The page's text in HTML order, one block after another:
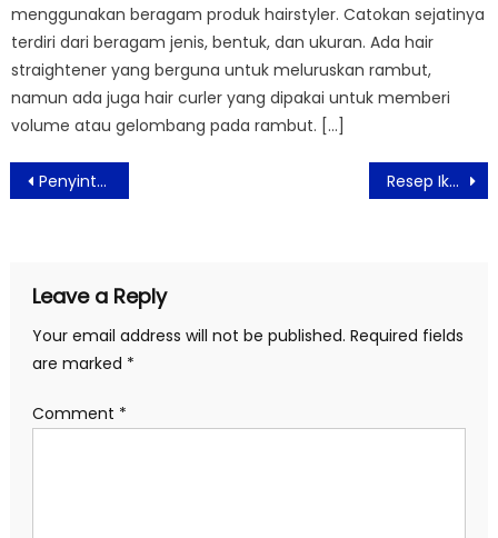
menggunakan beragam produk hairstyler. Catokan sejatinya
terdiri dari beragam jenis, bentuk, dan ukuran. Ada hair
straightener yang berguna untuk meluruskan rambut,
namun ada juga hair curler yang dipakai untuk memberi
volume atau gelombang pada rambut. […]
Post
navigation
Penyintas Covid-19 Tidak Semua Bisa Donor Konvalesen Resep Ikan Bumbu Kuning Kemangi
Leave a Reply
Your email address will not be published. Required fields
are marked *
Comment *